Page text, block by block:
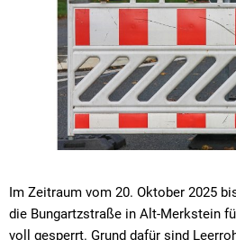
Im Zeitraum vom 20. Oktober 2025
die Bungartzstraße in Alt-Merkstein
voll gesperrt. Grund dafür sind